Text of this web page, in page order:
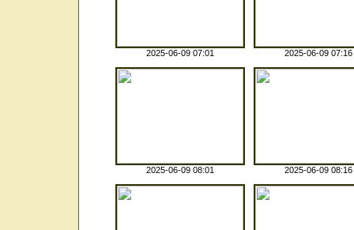
2025-06-09 07:01 2025-06-09 07:16
2025-06-09 08:01 2025-06-09 08:16